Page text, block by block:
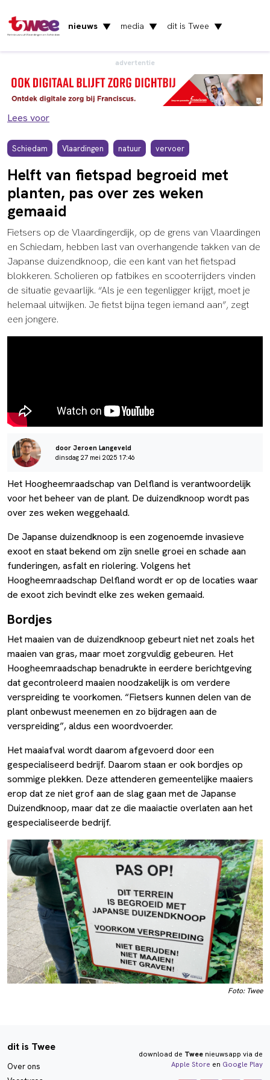
Het nieuws uit Vlaardingen en Schiedam
nieuws ▼ media ▼ dit is Twee ▼
advertentie
Lees voor
Schiedam Vlaardingen natuur vervoer
Helft van fietspad begroeid met
planten, pas over zes weken
gemaaid
Fietsers op de Vlaardingerdijk, op de grens van Vlaardingen
en Schiedam, hebben last van overhangende takken van de
Japanse duizendknoop, die een kant van het fietspad
blokkeren. Scholieren op fatbikes en scooterrijders vinden
de situatie gevaarlijk. “Als je een tegenligger krijgt, moet je
helemaal uitwijken. Je fietst bijna tegen iemand aan”, zegt
een jongere.
door Jeroen Langeveld
dinsdag 27 mei 2025 17:46
Het Hoogheemraadschap van Delfland is verantwoordelijk
voor het beheer van de plant. De duizendknoop wordt pas
over zes weken weggehaald.
De Japanse duizendknoop is een zogenoemde invasieve
exoot en staat bekend om zijn snelle groei en schade aan
funderingen, asfalt en riolering. Volgens het
Hoogheemraadschap Delfland wordt er op de locaties waar
de exoot zich bevindt elke zes weken gemaaid.
Bordjes
Het maaien van de duizendknoop gebeurt niet net zoals het
maaien van gras, maar moet zorgvuldig gebeuren. Het
Hoogheemraadschap benadrukte in eerdere berichtgeving
dat gecontroleerd maaien noodzakelijk is om verdere
verspreiding te voorkomen. “Fietsers kunnen delen van de
plant onbewust meenemen en zo bijdragen aan de
verspreiding”, aldus een woordvoerder.
Het maaiafval wordt daarom afgevoerd door een
gespecialiseerd bedrijf. Daarom staan er ook bordjes op
sommige plekken. Deze attenderen gemeentelijke maaiers
erop dat ze niet grof aan de slag gaan met de Japanse
Duizendknoop, maar dat ze die maaiactie overlaten aan het
gespecialiseerde bedrijf.
Foto: Twee
dit is Twee
Over ons
download de Tweenieuwsapp via de
Apple Store en Google Play